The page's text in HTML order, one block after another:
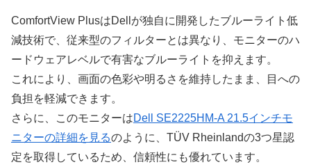
ComfortView PlusはDellが独自に開発したブルーライト低
減技術で、従来型のフィルターとは異なり、モニターのハ
ードウェアレベルで有害なブルーライトを抑えます。
これにより、画面の色彩や明るさを維持したまま、目への
負担を軽減できます。
さらに、このモニターはDell SE2225HM-A 21.5インチモ
ニターの詳細を見るのように、TÜV Rheinlandの3つ星認
定を取得しているため、信頼性にも優れています。